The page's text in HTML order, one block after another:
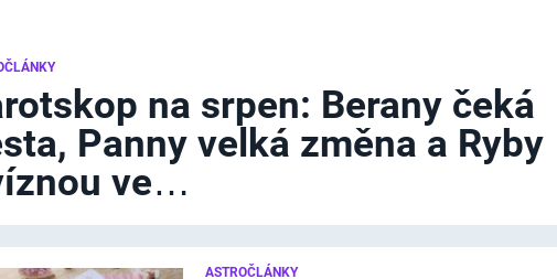
na srpen: Berany čeká
Panny velká změna a Ryby
ve…
ASTROČLÁNKY